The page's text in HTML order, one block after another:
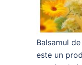
Balsamul
este un